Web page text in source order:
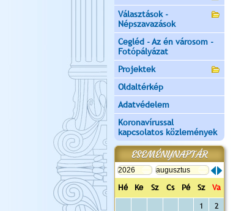
Választások -
Népszavazások
Cegléd - Az én városom -
Fotópályázat
Projektek
Oldaltérkép
Adatvédelem
Koronavírussal
kapcsolatos közlemények
ESEMÉNYNAPTÁR
Hé Ke Sz Cs Pé Sz
Va
1
2